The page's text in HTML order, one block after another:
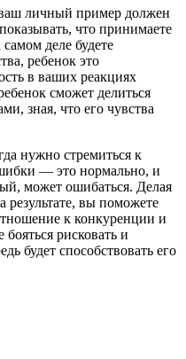
личный пример должен
что принимаете
деле будете
ребенок это
в ваших реакциях
сможет делиться
зная, что его чувства
нужно стремиться к
— это нормально, и
может ошибаться. Делая
результате, вы поможете
к конкуренции и
рисковать и
будет способствовать его